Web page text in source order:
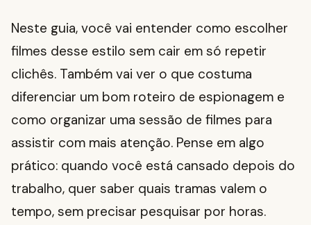
Neste guia, você vai entender como escolher
filmes desse estilo sem cair em só repetir
clichês. Também vai ver o que costuma
diferenciar um bom roteiro de espionagem e
como organizar uma sessão de filmes para
assistir com mais atenção. Pense em algo
prático: quando você está cansado depois do
trabalho, quer saber quais tramas valem o
tempo, sem precisar pesquisar por horas.